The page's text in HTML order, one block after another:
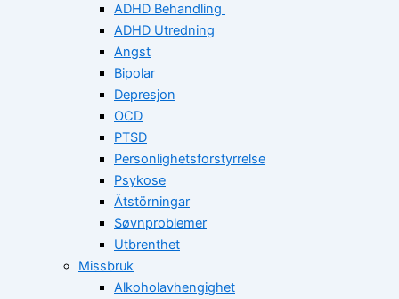
ADHD Behandling
ADHD Utredning
Angst
Bipolar
Depresjon
OCD
PTSD
Personlighetsforstyrrelse
Psykose
Ätstörningar
Søvnproblemer
Utbrenthet
Missbruk
Alkoholavhengighet